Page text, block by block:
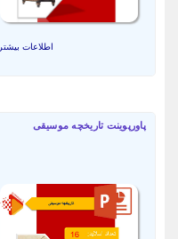
اطلاعات بیشتر
پاورپوینت تاریخچه موسیقی